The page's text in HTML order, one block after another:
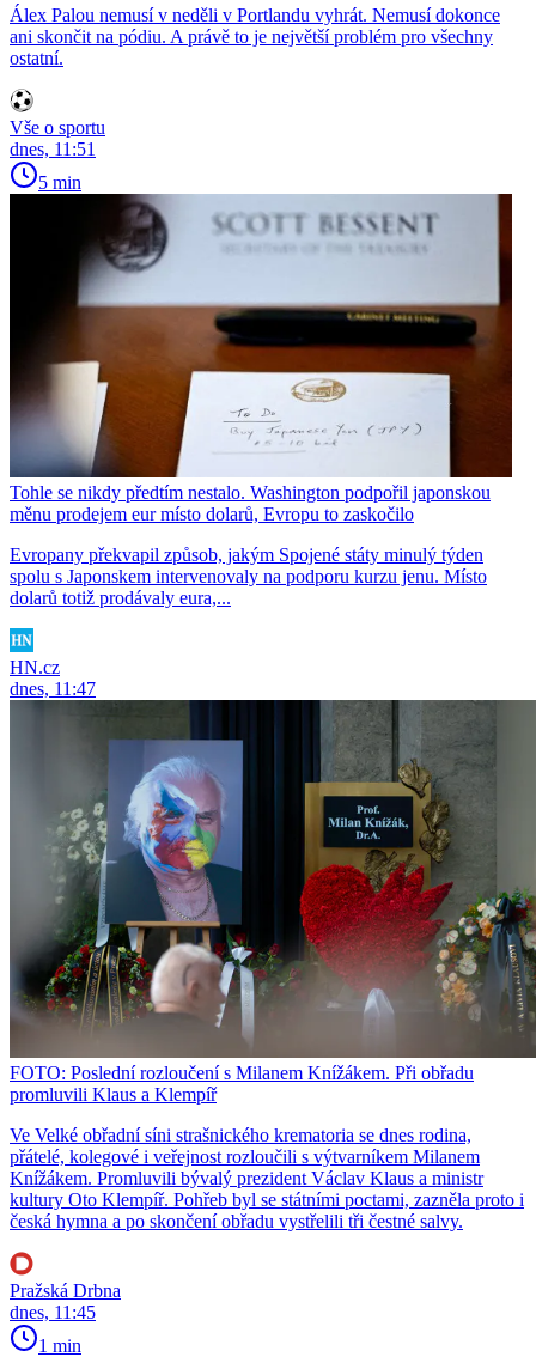
Álex Palou nemusí v neděli v Portlandu vyhrát. Nemusí dokonce
ani skončit na pódiu. A právě to je největší problém pro všechny
ostatní.
Vše o sportu
dnes, 11:51
5 min
Tohle se nikdy předtím nestalo. Washington podpořil japonskou
měnu prodejem eur místo dolarů, Evropu to zaskočilo
Evropany překvapil způsob, jakým Spojené státy minulý týden
spolu s Japonskem intervenovaly na podporu kurzu jenu. Místo
dolarů totiž prodávaly eura,...
HN.cz
dnes, 11:47
FOTO: Poslední rozloučení s Milanem Knížákem. Při obřadu
promluvili Klaus a Klempíř
Ve Velké obřadní síni strašnického krematoria se dnes rodina,
přátelé, kolegové i veřejnost rozloučili s výtvarníkem Milanem
Knížákem. Promluvili bývalý prezident Václav Klaus a ministr
kultury Oto Klempíř. Pohřeb byl se státními poctami, zazněla proto i
česká hymna a po skončení obřadu vystřelili tři čestné salvy.
Pražská Drbna
dnes, 11:45
1 min